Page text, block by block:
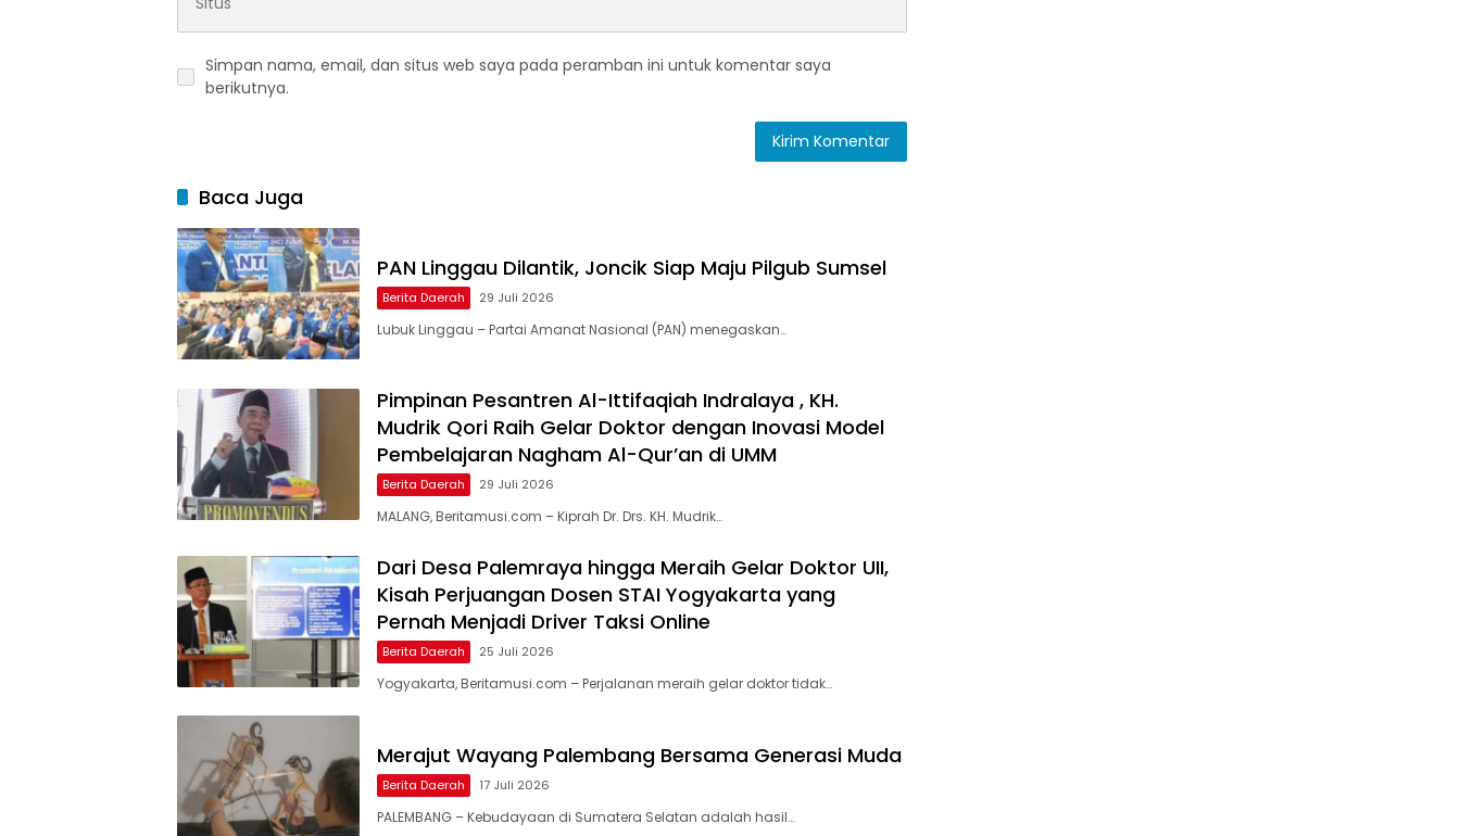
Simpan nama, email, dan situs web saya pada peramban ini untuk komentar saya
berikutnya.
Baca Juga
PAN Linggau Dilantik, Joncik Siap Maju Pilgub Sumsel
Berita Daerah 29 Juli 2026
Lubuk Linggau – Partai Amanat Nasional (PAN) menegaskan…
Pimpinan Pesantren Al-Ittifaqiah Indralaya , KH.
Mudrik Qori Raih Gelar Doktor dengan Inovasi Model
Pembelajaran Nagham Al-Qur’an di UMM
Berita Daerah 29 Juli 2026
MALANG, Beritamusi.com – Kiprah Dr. Drs. KH. Mudrik…
Dari Desa Palemraya hingga Meraih Gelar Doktor UII,
Kisah Perjuangan Dosen STAI Yogyakarta yang
Pernah Menjadi Driver Taksi Online
Berita Daerah 25 Juli 2026
Yogyakarta, Beritamusi.com – Perjalanan meraih gelar doktor tidak…
Merajut Wayang Palembang Bersama Generasi Muda
Berita Daerah 17 Juli 2026
PALEMBANG – Kebudayaan di Sumatera Selatan adalah hasil…